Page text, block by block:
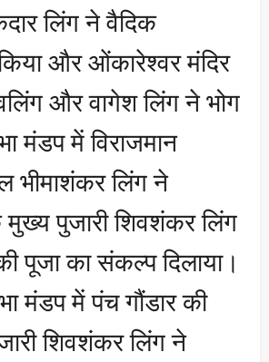
लिंग ने वैदिक
और ओंकारेश्वर मंदिर
और वागेश लिंग ने भोग
मंडप में विराजमान
भीमाशंकर लिंग ने
पुजारी शिवशंकर लिंग
पूजा का संकल्प दिलाया।
मंडप में पंच गौंडार की
शिवशंकर लिंग ने